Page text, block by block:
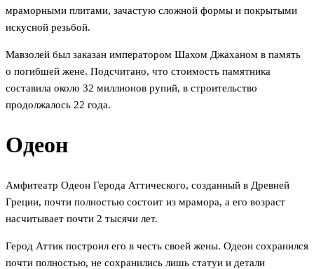
мраморными плитами, зачастую сложной формы и покрытыми
искусной резьбой.
Мавзолей был заказан императором Шахом Джаханом в память
о погибшей жене. Подсчитано, что стоимость памятника
составила около 32 миллионов рупий, в строительство
продолжалось 22 года.
Одеон
Амфитеатр Одеон Герода Аттического, созданный в Древней
Греции, почти полностью состоит из мрамора, а его возраст
насчитывает почти 2 тысячи лет.
Герод Аттик построил его в честь своей жены. Одеон сохранился
почти полностью, не сохранились лишь статуи и детали